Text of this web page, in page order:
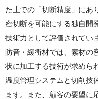
た上での「切断精度」にあ
密切断を可能にする独自開
技術力として評価されてい
防音・緩衝材では、素材の
状に加工する技術が求めら
温度管理システムと切削技
ます。また、顧客の要望に